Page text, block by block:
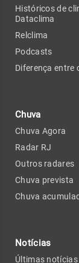
Históricos de
Dataclima
Relclima
Podcasts
Diferença entre
Chuva
Chuva Agora
Radar RJ
Outros radares
Chuva prevista
Chuva
Notícias
Últimas notícias